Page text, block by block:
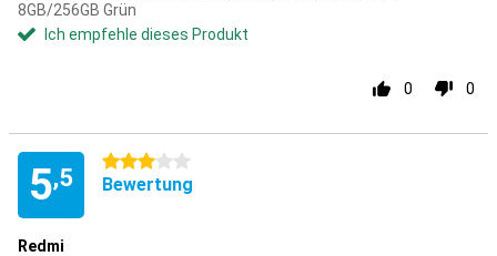
8GB/256GB Grün
Ich empfehle dieses Produkt
0 0
5,5
3 Sterne
Bewertung
Redmi